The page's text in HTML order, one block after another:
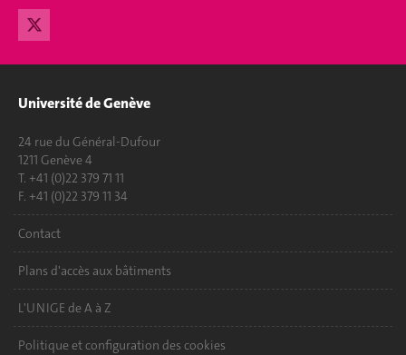
Université de Genève
24 rue du Général-Dufour
1211 Genève 4
T. +41 (0)22 379 71 11
F. +41 (0)22 379 11 34
Contact
Plans d'accès aux bâtiments
L'UNIGE de A à Z
Politique et configuration des cookies